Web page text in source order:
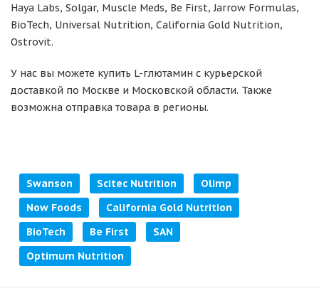
Haya Labs, Solgar, Muscle Meds, Be First, Jarrow Formulas,
BioTech, Universal Nutrition, California Gold Nutrition,
Ostrovit.
У нас вы можете купить L-глютамин с курьерской
доставкой по Москве и Московской области. Также
возможна отправка товара в регионы.
Swanson Scitec Nutrition
Olimp
Now Foods
California Gold Nutrition
BioTech
Be First
SAN
Optimum Nutrition